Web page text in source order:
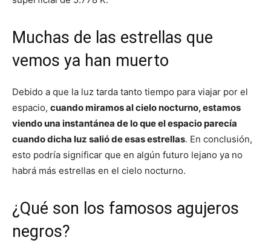
Muchas de las estrellas que
vemos ya han muerto
Debido a que la luz tarda tanto tiempo para viajar por el
espacio, cuando miramos al cielo nocturno, estamos
viendo una instantánea de lo que el espacio parecía
cuando dicha luz salió de esas estrellas. En conclusión,
esto podría significar que en algún futuro lejano ya no
habrá más estrellas en el cielo nocturno.
¿Qué son los famosos agujeros
negros?